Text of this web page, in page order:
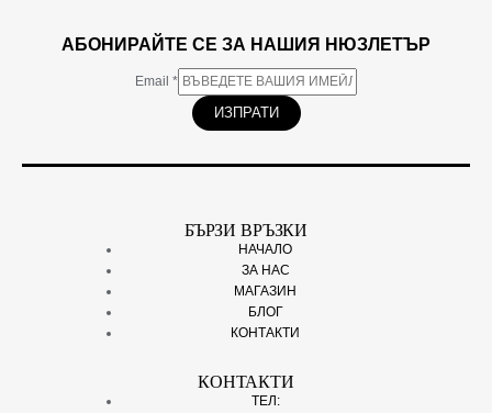
АБОНИРАЙТЕ СЕ ЗА НАШИЯ НЮЗЛЕТЪР
Email *
ИЗПРАТИ
БЪРЗИ ВРЪЗКИ
НАЧАЛО
ЗА НАС
МАГАЗИН
БЛОГ
КОНТАКТИ
КОНТАКТИ
ТЕЛ: